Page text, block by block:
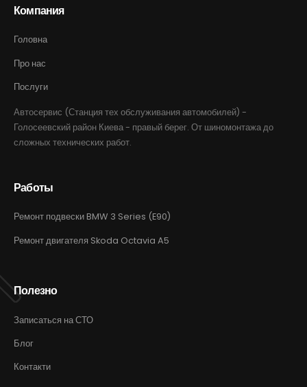
Компания
Головна
Про нас
Послуги
Автосервис (Станция тех обслуживания автомобилей) -
Голосеевский район Киева - правый берег. От шиномонтажа до
сложных технических работ.
Работы
Ремонт подвески BMW 3 Series (E90)
Ремонт двигателя Skoda Octavia A5
Полезно
Записаться на СТО
Блог
Контакти